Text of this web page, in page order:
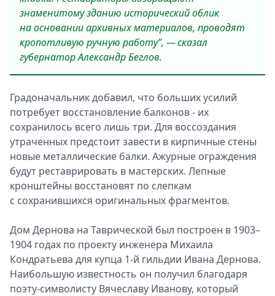
знаменитому зданию исторический облик
на основании архивных материалов, проводят
кропотливую ручную работу", — сказал
губернатор Александр Беглов.
Градоначальник добавил, что больших усилий
потребует восстановление балконов - их
сохранилось всего лишь три. Для воссоздания
утраченных предстоит завести в кирпичные стены
новые металлические балки. Ажурные ограждения
будут реставрировать в мастерских. Лепные
кронштейны восстановят по слепкам
с сохранившихся оригинальных фрагментов.
Дом Дернова на Таврической был построен в 1903–
1904 годах по проекту инженера Михаила
Кондратьева для купца 1-й гильдии Ивана Дернова.
Наибольшую известность он получил благодаря
поэту-символисту Вячеславу Иванову, который